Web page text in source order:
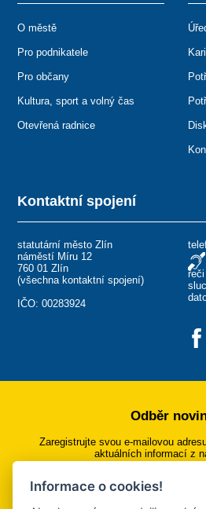
Kontaktní spojení
statutární město Zlín
náměstí Míru 12
760 01 Zlín
(všechna kontaktní spojení)
IČO: 00283924
O městě
Pro podnikatele
Pro občany
Kultura, sport a volný čas
Otevřená radnice
Odběr
Zaregistrujte svou e-mailovou
aktuálních informací z
Přihlásit se k
Informace o cookies!